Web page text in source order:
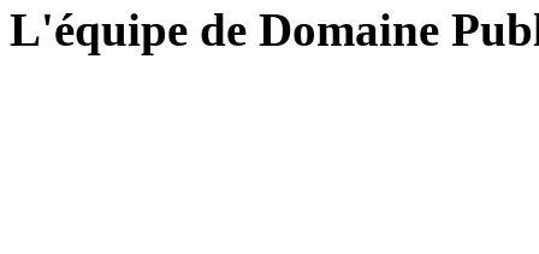
L'équipe de Domaine